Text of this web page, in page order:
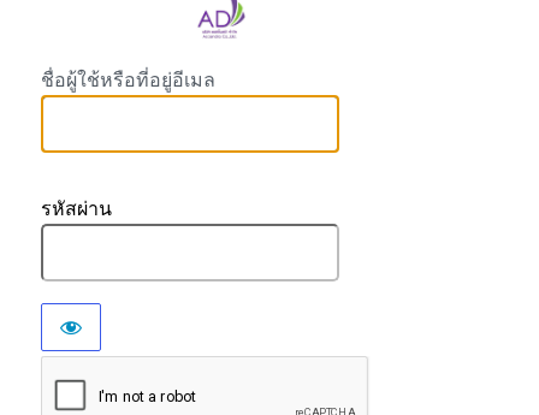
ชื่อผู้ใช้หรือที่อยู่อีเมล
รหัสผ่าน